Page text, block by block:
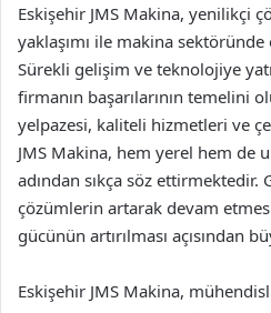
Eskişehir JMS Makina, yenilikçi
yaklaşımı ile makina
Sürekli gelişim ve teknolojiye
firmanın başarılarının temelini
yelpazesi, kaliteli hizmetleri ve
JMS Makina, hem yerel hem de
adından sıkça söz ettirmektedir.
çözümlerin artarak devam
gücünün artırılması açısından
Eskişehir JMS Makina,